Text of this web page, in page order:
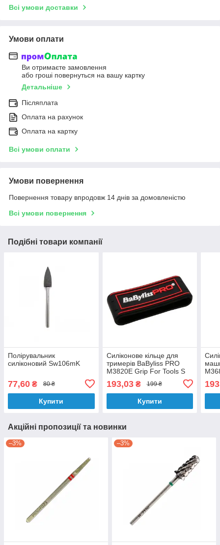
Всі умови доставки
Умови оплати
Ви отримаєте замовлення
або гроші повернуться на вашу картку
Детальніше
Післяплата
Оплата на рахунок
Оплата на картку
Всі умови оплати
Умови повернення
Повернення товару впродовж 14 днів за домовленістю
Всі умови повернення
Подібні товари компанії
Полірувальник
силіконовий Sw106mK
77,60 ₴ 80 ₴
Купити
Силіконове кільце для
тримерів BaByliss PRO
M3820E Grip For Tools S
193,03₴ 199 ₴
Купити
Акційні пропозиції та новинки
–3% –3%